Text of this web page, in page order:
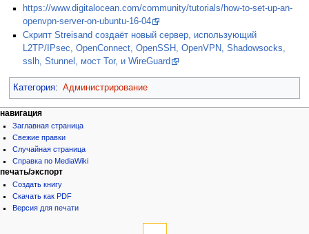
https://www.digitalocean.com/community/tutorials/how-to-set-up-an-
openvpn-server-on-ubuntu-16-04
Скрипт Streisand создаёт новый сервер, использующий
L2TP/IPsec, OpenConnect, OpenSSH, OpenVPN, Shadowsocks,
sslh, Stunnel, мост Tor, и WireGuard
Категория: Администрирование
навигация
Заглавная страница
Свежие правки
Случайная страница
Справка по MediaWiki
печать/экспорт
Создать книгу
Скачать как PDF
Версия для печати